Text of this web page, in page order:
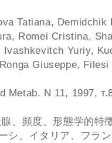
Tatiana, Demidchik
Romei Cristina,
Yuriy,
Giuseppe, Filesi
Metab. N 11, 1997,
、頻度、形態学的特
シ、イタリア、フラ